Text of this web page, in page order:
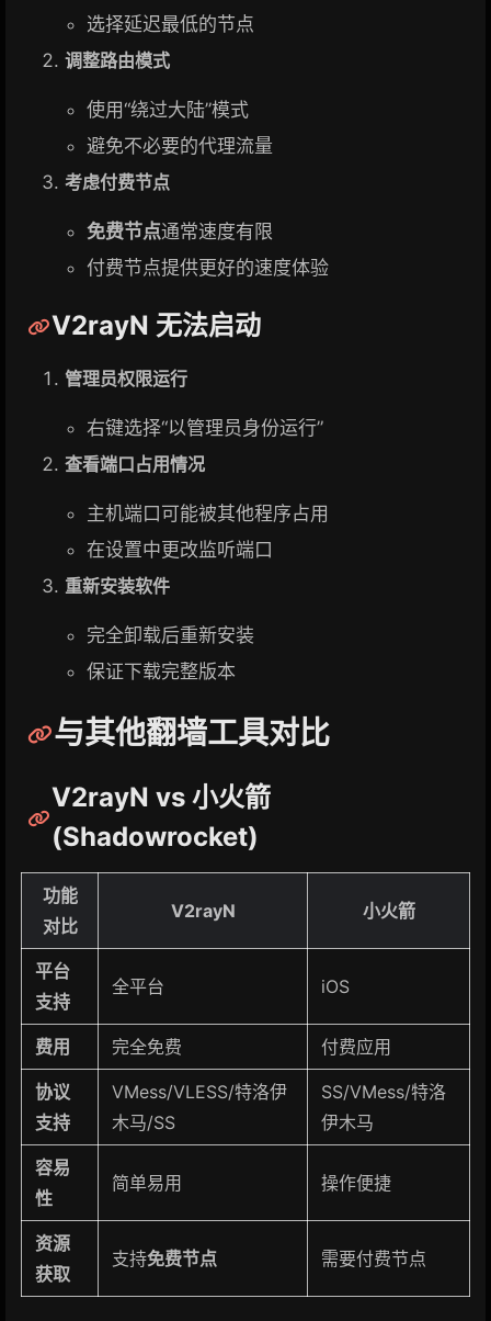
选择延迟最低的节点
调整路由模式
使用“绕过大陆”模式
避免不必要的代理流量
考虑付费节点
免费节点通常速度有限
付费节点提供更好的速度体验
V2rayN 无法启动
管理员权限运行
右键选择“以管理员身份运行”
查看端口占用情况
主机端口可能被其他程序占用
在设置中更改监听端口
重新安装软件
完全卸载后重新安装
保证下载完整版本
与其他翻墙工具对比
V2rayN vs 小火箭
(Shadowrocket)
功能
对比
V2rayN 小火箭
平台
支持
全平台 iOS
费用 完全免费 付费应用
协议
支持
VMess/VLESS/特洛伊
木马/SS
SS/VMess/特洛
伊木马
容易
性
简单易用 操作便捷
资源
获取
支持免费节点 需要付费节点